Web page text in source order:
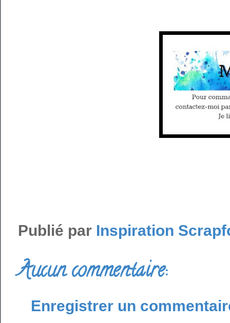
Publié par Inspiration
Aucun commentaire:
Enregistrer un